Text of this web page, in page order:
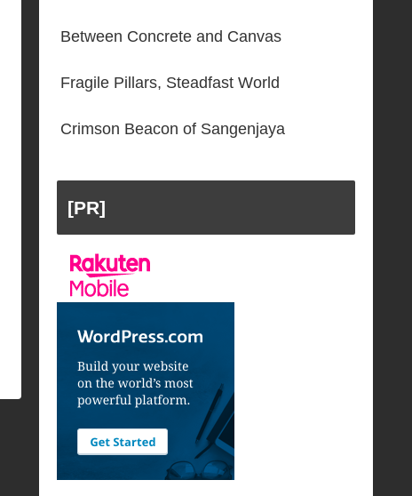
Between Concrete and Canvas
Fragile Pillars, Steadfast World
Crimson Beacon of Sangenjaya
[PR]